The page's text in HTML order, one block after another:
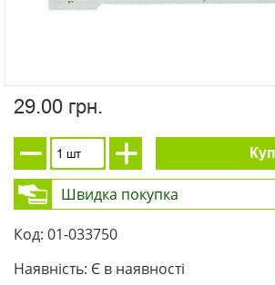
29.00 грн.
Швидка покупка
Код: 01-033750
Наявність: Є в наявності